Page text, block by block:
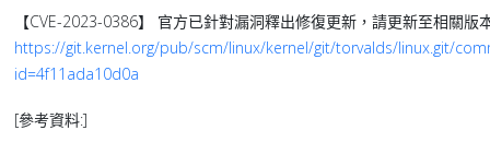
【CVE-2023-0386】 官方已針對漏洞釋出修復更新，請更新至相關版
https://git.kernel.org/pub/scm/linux/kernel/git/torvalds/linux.git/
id=4f11ada10d0a
[參考資料:]